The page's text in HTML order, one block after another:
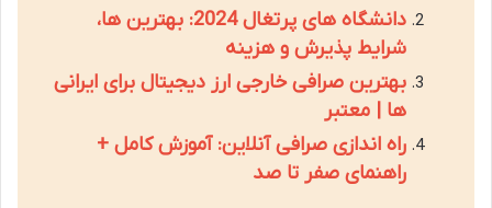
دانشگاه های پرتغال 2024: بهترین ها،
شرایط پذیرش و هزینه
بهترین صرافی خارجی ارز دیجیتال برای ایرانی
ها | معتبر
راه اندازی صرافی آنلاین: آموزش کامل +
راهنمای صفر تا صد